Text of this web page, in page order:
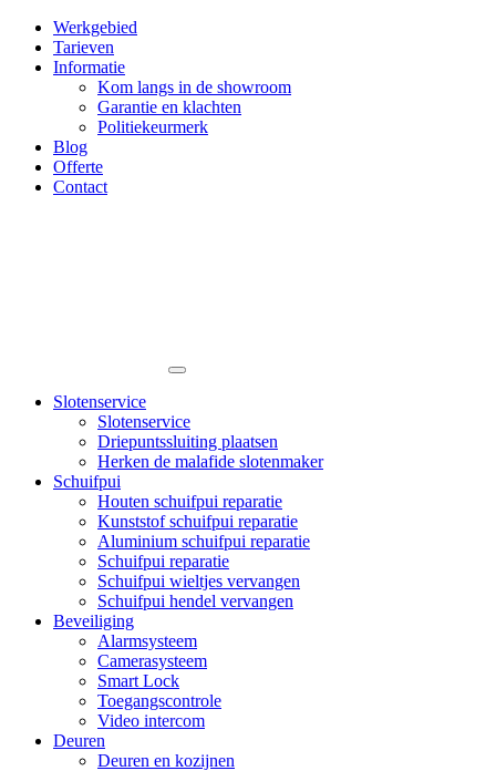
Werkgebied
Tarieven
Informatie
Kom langs in de showroom
Garantie en klachten
Politiekeurmerk
Blog
Offerte
Contact
Slotenservice
Slotenservice
Driepuntssluiting plaatsen
Herken de malafide slotenmaker
Schuifpui
Houten schuifpui reparatie
Kunststof schuifpui reparatie
Aluminium schuifpui reparatie
Schuifpui reparatie
Schuifpui wieltjes vervangen
Schuifpui hendel vervangen
Beveiliging
Alarmsysteem
Camerasysteem
Smart Lock
Toegangscontrole
Video intercom
Deuren
Deuren en kozijnen